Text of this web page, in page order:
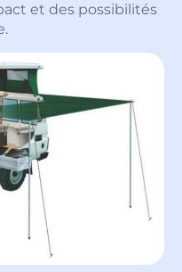
et des possibilités